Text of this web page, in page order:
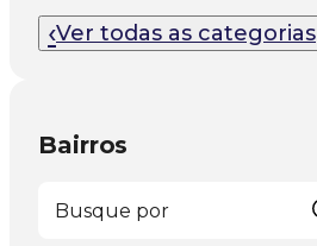
‹Ver todas as categorias
Bairros